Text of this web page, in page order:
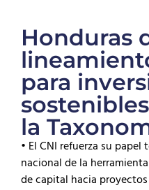
Honduras
para
la
• El CNI refuerza su
nacional de la
de capital hacia